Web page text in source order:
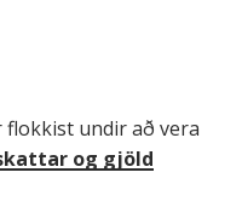
undir að vera
og gjöld